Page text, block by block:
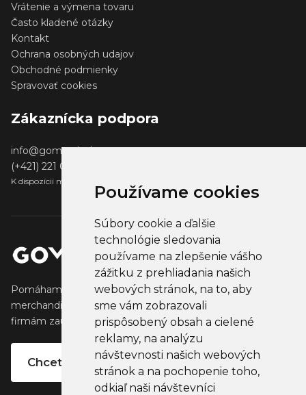
Používame cookies
Súbory cookie a ďalšie
technológie sledovania
používame na zlepšenie vášho
zážitku z prehliadania našich
webových stránok, na to, aby
sme vám zobrazovali
prispôsobený obsah a cielené
reklamy, na analýzu
návštevnosti našich webových
stránok a na pochopenie toho,
odkiaľ naši návštevníci
Vrátenie a výmena tovaru
Často kladené otázky
Kontakt
Ochrana osobných udajov
Obchodné podmienky
Spravovať cookies
Zákaznícka podpora
info@gomerch.sk
(+421) 221 001 000
K dispozícii medzi 13:00 - 14:00
Pomáhame tvorcom vytvárať a predávať obľúbený
merchandise, ktorý oslovuje ich fanúšikov. Pomáhame
firmám zaujať ich klientov, partnertov a zamestnancov.
Chcete vlastný merchandise?